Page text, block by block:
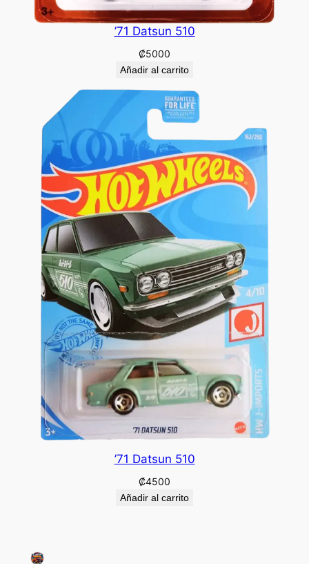
’71 Datsun 510
₡5000
Añadir al carrito
’71 Datsun 510
₡4500
Añadir al carrito